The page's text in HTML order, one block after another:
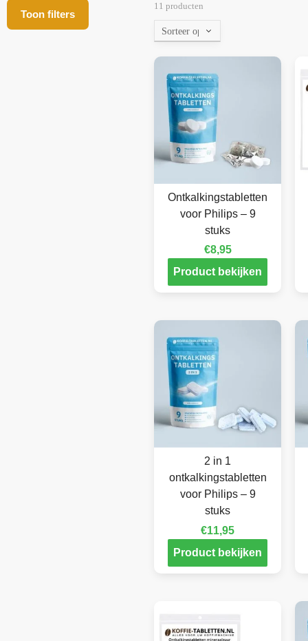
Toon filters
11 producten
Ontkalkingstabletten
voor Philips – 9
stuks
€8,95
Product bekijken
2 in 1
ontkalkingstabletten
voor Philips – 9
stuks
€11,95
Product bekijken